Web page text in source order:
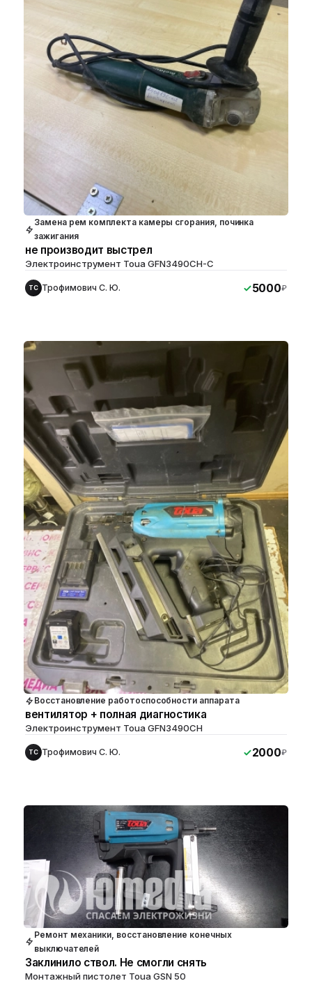
Замена рем комплекта камеры сгорания, починка
зажигания
не производит выстрел
Электроинструмент Toua GFN3490CH-C
ТС Трофимович С. Ю. 5000₽
Восстановление работоспособности аппарата
вентилятор + полная диагностика
Электроинструмент Toua GFN3490CH
ТС Трофимович С. Ю. 2000₽
Ремонт механики, восстановление конечных
выключателей
Заклинило ствол. Не смогли снять
Монтажный пистолет Toua GSN 50